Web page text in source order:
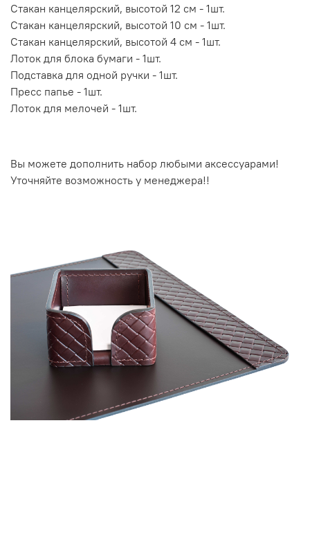
Стакан канцелярский, высотой 12 см - 1шт.
Стакан канцелярский, высотой 10 см - 1шт.
Стакан канцелярский, высотой 4 см - 1шт.
Лоток для блока бумаги - 1шт.
Подставка для одной ручки - 1шт.
Пресс папье - 1шт.
Лоток для мелочей - 1шт.
Вы можете дополнить набор любыми аксессуарами!
Уточняйте возможность у менеджера!!